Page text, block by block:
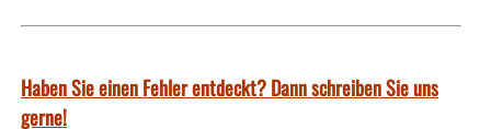
Haben Sie einen Fehler entdeckt? Dann schreiben Sie uns
gerne!